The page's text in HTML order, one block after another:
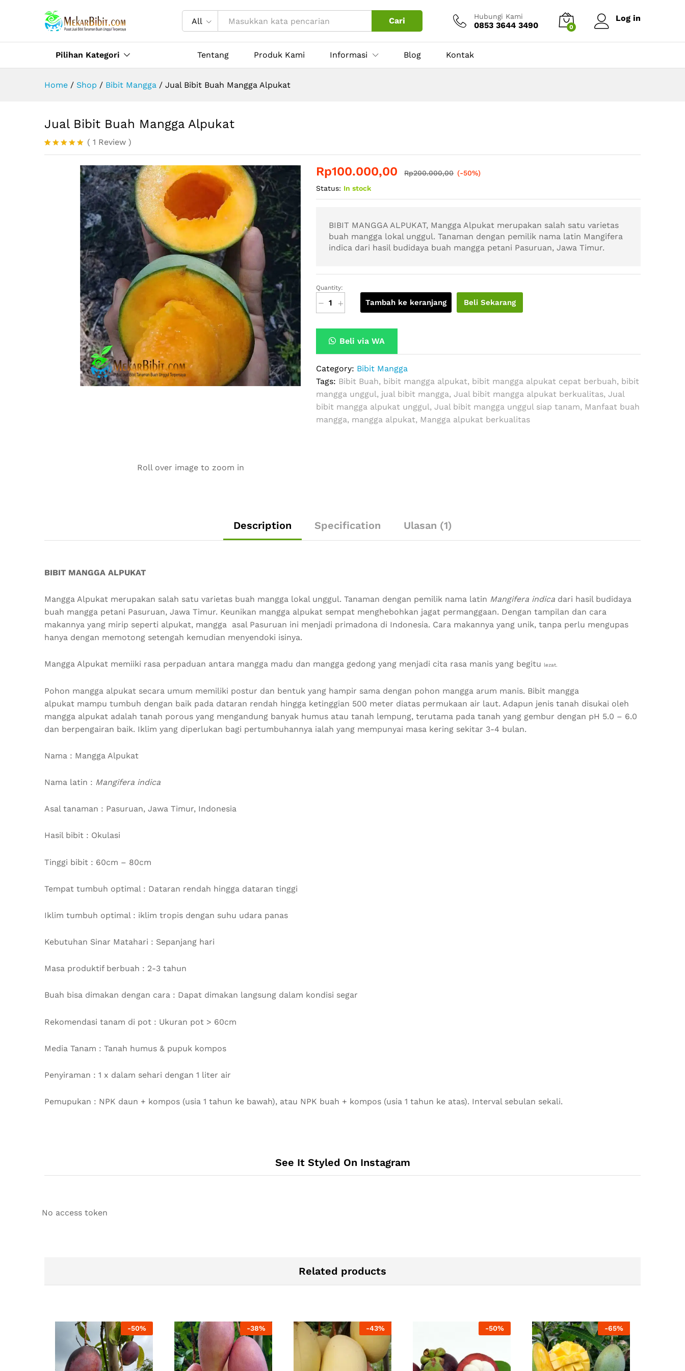
All Cari Hubungi Kami
0853 3644 3490 0
Log in
Pilihan Kategori Tentang Produk Kami Informasi Blog Kontak
Home / Shop / Bibit Mangga / Jual Bibit Buah Mangga Alpukat
Jual Bibit Buah Mangga Alpukat
Peringkat
berdasarka
1
penilaian
( 1 Review )
Roll over image to zoom in
Rp100.000,00 Rp200.000,00 (-50%)
Status: In stock
BIBIT MANGGA ALPUKAT, Mangga Alpukat merupakan salah satu varietas
buah mangga lokal unggul. Tanaman dengan pemilik nama latin Mangifera
indica dari hasil budidaya buah mangga petani Pasuruan, Jawa Timur.
Jual
Bibit
Buah
Mangga
Alpukat
quantity
Quantity:
Tambah ke keranjang Beli Sekarang
Beli via WA
Category: Bibit Mangga
Tags: Bibit Buah, bibit mangga alpukat, bibit mangga alpukat cepat berbuah, bibit
mangga unggul, jual bibit mangga,Jual bibit mangga alpukat berkualitas,Jual
bibit mangga alpukat unggul,Jual bibit mangga unggul siap tanam, Manfaat buah
mangga, mangga alpukat, Mangga alpukat berkualitas
Description Specification Ulasan (1)
BIBIT MANGGA ALPUKAT
Mangga Alpukat merupakan salah satu varietas buah mangga lokal unggul. Tanaman dengan pemilik nama latin Mangifera indica dari hasil budidaya
buah mangga petani Pasuruan, Jawa Timur. Keunikan mangga alpukat sempat menghebohkan jagat permanggaan. Dengan tampilan dan cara
makannya yang mirip seperti alpukat, mangga asal Pasuruan ini menjadi primadona di Indonesia. Cara makannya yang unik, tanpa perlu mengupas
hanya dengan memotong setengah kemudian menyendoki isinya.
Mangga Alpukat memiiki rasa perpaduan antara mangga madu dan mangga gedong yang menjadi cita rasa manis yang begitu lezat.
Pohon mangga alpukat secara umum memiliki postur dan bentuk yang hampir sama dengan pohon mangga arum manis. Bibit mangga
alpukat mampu tumbuh dengan baik pada dataran rendah hingga ketinggian 500 meter diatas permukaan air laut. Adapun jenis tanah disukai oleh
mangga alpukat adalah tanah porous yang mengandung banyak humus atau tanah lempung, terutama pada tanah yang gembur dengan pH 5.0 – 6.0
dan berpengairan baik. Iklim yang diperlukan bagi pertumbuhannya ialah yang mempunyai masa kering sekitar 3-4 bulan.
Nama : Mangga Alpukat
Nama latin : Mangifera indica
Asal tanaman : Pasuruan, Jawa Timur, Indonesia
Hasil bibit : Okulasi
Tinggi bibit : 60cm – 80cm
Tempat tumbuh optimal : Dataran rendah hingga dataran tinggi
Iklim tumbuh optimal : iklim tropis dengan suhu udara panas
Kebutuhan Sinar Matahari : Sepanjang hari
Masa produktif berbuah : 2-3 tahun
Buah bisa dimakan dengan cara : Dapat dimakan langsung dalam kondisi segar
Rekomendasi tanam di pot : Ukuran pot > 60cm
Media Tanam : Tanah humus & pupuk kompos
Penyiraman : 1 x dalam sehari dengan 1 liter air
Pemupukan : NPK daun + kompos (usia 1 tahun ke bawah), atau NPK buah + kompos (usia 1 tahun ke atas). Interval sebulan sekali.
See It Styled On Instagram
No access token
Related products
-50% -38% -43% -50% -65%
Description 200.000,00